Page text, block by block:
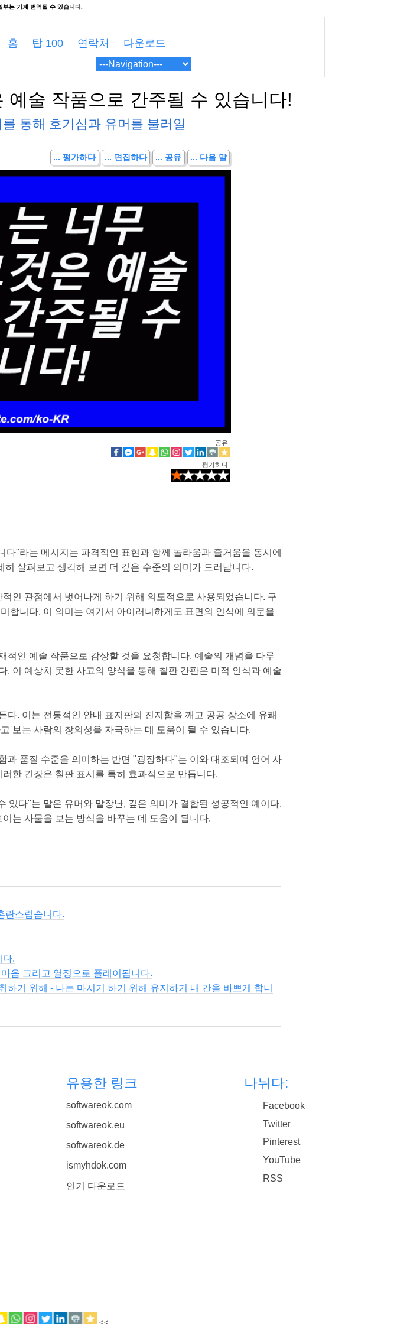
홈 탑 100 연락처 다운로드
술 작품으로 간주될 수 있습니다!
통해 호기심과 유머를 불러일
... 평가하다 ... 편집하다 ... 공유 ... 다음 말
공유:
평가하다:
"라는 메시지는 파격적인 표현과 함께 놀라움과 즐거움을 동시에
살펴보고 생각해 보면 더 깊은 수준의 의미가 드러납니다.
인 관점에서 벗어나게 하기 위해 의도적으로 사용되었습니다. 구
합니다. 이 의미는 여기서 아이러니하게도 표면의 인식에 의문을
적인 예술 작품으로 감상할 것을 요청합니다. 예술의 개념을 다루
이 예상치 못한 사고의 양식을 통해 칠판 간판은 미적 인식과 예술
. 이는 전통적인 안내 표지판의 진지함을 깨고 공공 장소에 유쾌
보는 사람의 창의성을 자극하는 데 도움이 될 수 있습니다.
과 품질 수준을 의미하는 반면 "굉장하다"는 이와 대조되며 언어 사
한 긴장은 칠판 표시를 특히 효과적으로 만듭니다.
있다"는 말은 유머와 말장난, 깊은 의미가 결합된 성공적인 예이다.
는 사물을 보는 방식을 바꾸는 데 도움이 됩니다.
란스럽습니다.
다.
음 그리고 열정으로 플레이됩니다.
하기 위해 - 나는 마시기 하기 위해 유지하기 내 간을 바쁘게 합니
유용한 링크
softwareok.com
softwareok.eu
softwareok.de
ismyhdok.com
인기 다운로드
나뉘다:
Facebook
Twitter
Pinterest
YouTube
RSS